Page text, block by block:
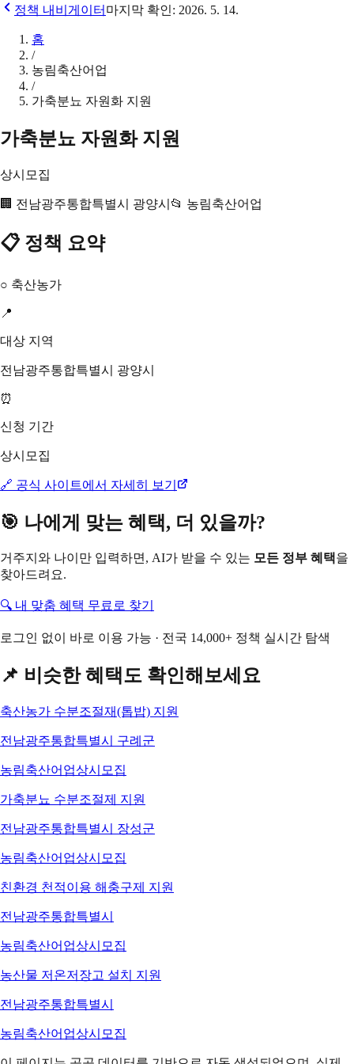
정책 내비게이터 마지막 확인: 2026. 5. 14.
홈
/
농림축산어업
/
가축분뇨 자원화 지원
가축분뇨 자원화 지원
상시모집
🏢 전남광주통합특별시 광양시 📂 농림축산어업
📋 정책 요약
○ 축산농가
📍
대상 지역
전남광주통합특별시 광양시
⏰
신청 기간
상시모집
🔗 공식 사이트에서 자세히 보기
🎯 나에게 맞는 혜택, 더 있을까?
거주지와 나이만 입력하면, AI가 받을 수 있는 모든 정부 혜택을
찾아드려요.
🔍 내 맞춤 혜택 무료로 찾기
로그인 없이 바로 이용 가능 · 전국 14,000+ 정책 실시간 탐색
📌 비슷한 혜택도 확인해보세요
축산농가 수분조절재(톱밥) 지원
전남광주통합특별시 구례군
농림축산어업상시모집
가축분뇨 수분조절제 지원
전남광주통합특별시 장성군
농림축산어업상시모집
친환경 천적이용 해충구제 지원
전남광주통합특별시
농림축산어업상시모집
농산물 저온저장고 설치 지원
전남광주통합특별시
농림축산어업상시모집